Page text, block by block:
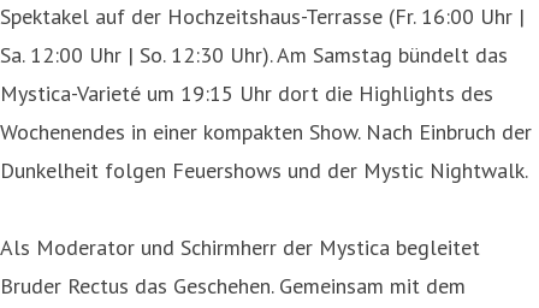
Spektakel auf der Hochzeitshaus-Terrasse (Fr. 16:00 Uhr |
Sa. 12:00 Uhr | So. 12:30 Uhr). Am Samstag bündelt das
Mystica-Varieté um 19:15 Uhr dort die Highlights des
Wochenendes in einer kompakten Show. Nach Einbruch der
Dunkelheit folgen Feuershows und der Mystic Nightwalk.
Als Moderator und Schirmherr der Mystica begleitet
Bruder Rectus das Geschehen. Gemeinsam mit dem